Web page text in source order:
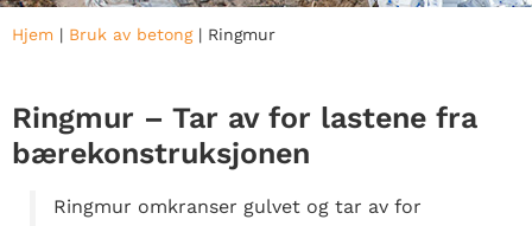
Hjem | Bruk av betong| Ringmur
Ringmur – Tar av for lastene fra
bærekonstruksjonen
Ringmur omkranser gulvet og tar av for